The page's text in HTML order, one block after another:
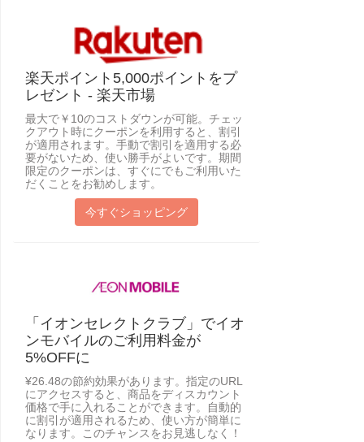
楽天ポイント5,000ポイントをプ
レゼント - 楽天市場
最大で￥10のコストダウンが可能。チェッ
クアウト時にクーポンを利用すると、割引
が適用されます。手動で割引を適用する必
要がないため、使い勝手がよいです。期間
限定のクーポンは、すぐにでもご利用いた
だくことをお勧めします。
今すぐショッピング
「イオンセレクトクラブ」でイオ
ンモバイルのご利用料金が
5%OFFに
¥26.48の節約効果があります。指定のURL
にアクセスすると、商品をディスカウント
価格で手に入れることができます。自動的
に割引が適用されるため、使い方が簡単に
なります。このチャンスをお見逃しなく！